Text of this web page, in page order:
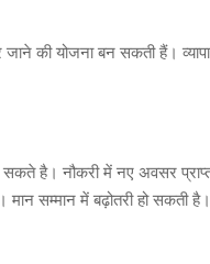
की योजना बन सकती हैं।
है। नौकरी में नए अवसर प्राप्त
मान सम्मान में बढ़ोतरी हो सकती है।